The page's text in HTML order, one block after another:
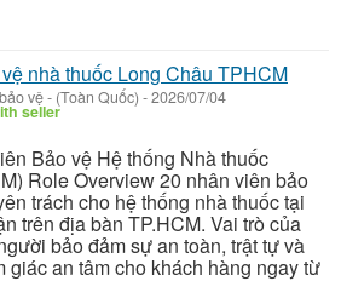
nhà thuốc Long Châu TPHCM
vệ- (Toàn Quốc) -2026/07/04
seller
Bảo vệ Hệ thống Nhà thuốc
Role Overview 20 nhân viên bảo
trách cho hệ thống nhà thuốc tại
trên địa bàn TP.HCM. Vai trò của
bảo đảm sự an toàn, trật tự và
giác an tâm cho khách hàng ngay từ